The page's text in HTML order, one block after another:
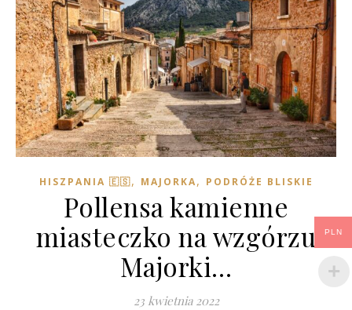
HISZPANIA 🇪🇸, MAJORKA, PODRÓŻE BLISKIE
Pollensa kamienne
miasteczko na wzgórzu
Majorki…
23 kwietnia 2022
PLN